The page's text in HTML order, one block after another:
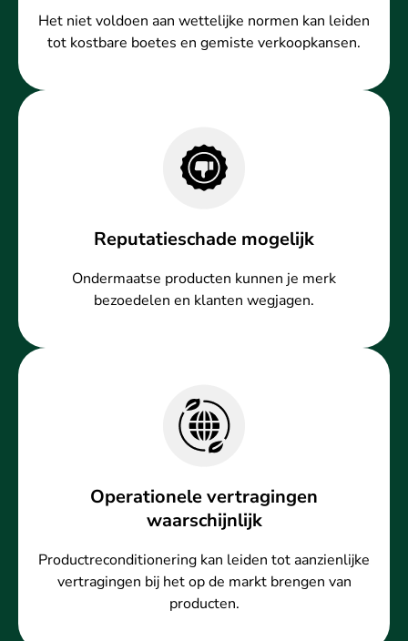
Het niet voldoen aan wettelijke normen kan leiden
tot kostbare boetes en gemiste verkoopkansen.
Reputatieschade mogelijk
Ondermaatse producten kunnen je merk
bezoedelen en klanten wegjagen.
Operationele vertragingen
waarschijnlijk
Productreconditionering kan leiden tot aanzienlijke
vertragingen bij het op de markt brengen van
producten.